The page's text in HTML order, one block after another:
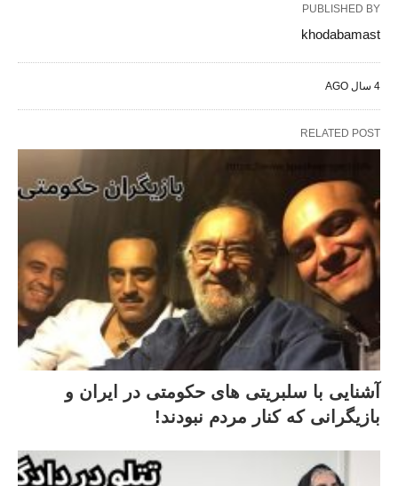
PUBLISHED BY
khodabamast
4 سال AGO
RELATED POST
آشنایی با سلبریتی های حکومتی در ایران و
بازیگرانی که کنار مردم نبودند!